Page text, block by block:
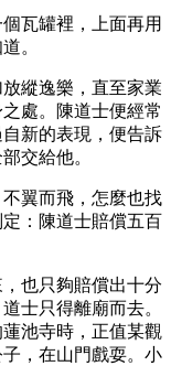
瓦罐裡，上面再用
。
縱逸樂，直至家業
處。陳道士便經常
新的表現，便告訴
交給他。
翼而飛，怎麼也找
：陳道士賠償五百
也只夠賠償出十分
士只得離廟而去。
池寺時，正值某觀
，在山門戲耍。小